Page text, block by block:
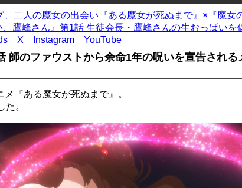
、二人の魔女の出会い『ある魔女が死ぬまで』×『魔女
、鷹峰さん』第1話 生徒会長・鷹峰さんの生おっぱいを
X Instagram YouTube
師のファウストから余命1年の呪いを宣告される
『ある魔女が死ぬまで』。
。